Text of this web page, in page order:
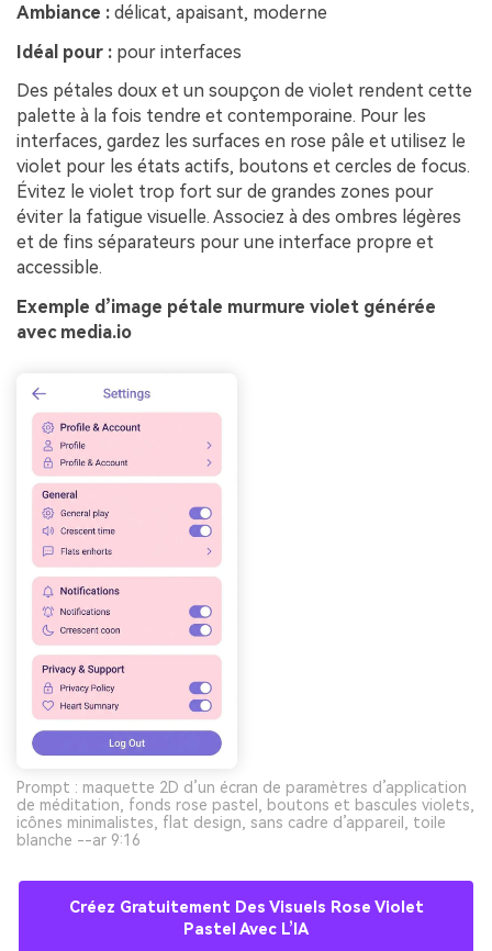
Ambiance : délicat, apaisant, moderne
Idéal pour : pour interfaces
Des pétales doux et un soupçon de violet rendent cette
palette à la fois tendre et contemporaine. Pour les
interfaces, gardez les surfaces en rose pâle et utilisez le
violet pour les états actifs, boutons et cercles de focus.
Évitez le violet trop fort sur de grandes zones pour
éviter la fatigue visuelle. Associez à des ombres légères
et de fins séparateurs pour une interface propre et
accessible.
Exemple d’image pétale murmure violet générée
avec media.io
Prompt : maquette 2D d’un écran de paramètres d’application
de méditation, fonds rose pastel, boutons et bascules violets,
icônes minimalistes, flat design, sans cadre d’appareil, toile
blanche --ar 9:16
Créez Gratuitement Des Visuels Rose Violet
Pastel Avec L’IA